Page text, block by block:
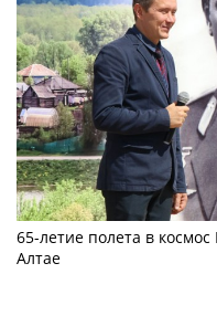
65-летие полета в
Алтае